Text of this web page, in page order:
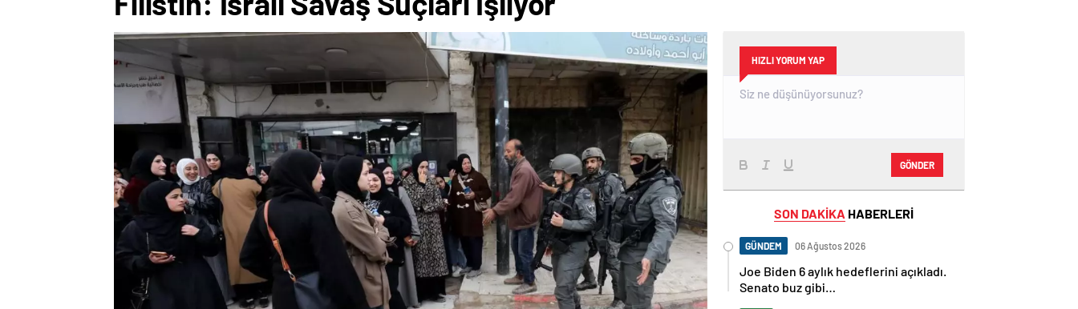
HIZLI YORUM YAP
GÖNDER
SON DAKİKA HABERLERİ
GÜNDEM 06 Ağustos 2026
Joe Biden 6 aylık hedeflerini açıkladı.
Senato buz gibi…